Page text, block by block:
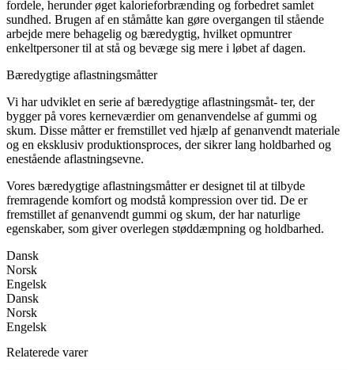
fordele, herunder øget kalorieforbrænding og forbedret samlet
sundhed. Brugen af en ståmåtte kan gøre overgangen til stående
arbejde mere behagelig og bæredygtig, hvilket opmuntrer
enkeltpersoner til at stå og bevæge sig mere i løbet af dagen.
Bæredygtige aflastningsmåtter
Vi har udviklet en serie af bæredygtige aflastningsmåt- ter, der
bygger på vores kerneværdier om genanvendelse af gummi og
skum. Disse måtter er fremstillet ved hjælp af genanvendt materiale
og en eksklusiv produktionsproces, der sikrer lang holdbarhed og
enestående aflastningsevne.
Vores bæredygtige aflastningsmåtter er designet til at tilbyde
fremragende komfort og modstå kompression over tid. De er
fremstillet af genanvendt gummi og skum, der har naturlige
egenskaber, som giver overlegen støddæmpning og holdbarhed.
Dansk
Norsk
Engelsk
Dansk
Norsk
Engelsk
Relaterede varer